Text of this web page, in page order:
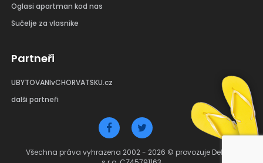
Oglasi apartman kod nas
Sučelje za vlasnike
Partneři
UBYTOVANIvCHORVATSKU.cz
dalši partneři
Všechna práva vyhrazena 2002 - 2026 © provozuje Debant